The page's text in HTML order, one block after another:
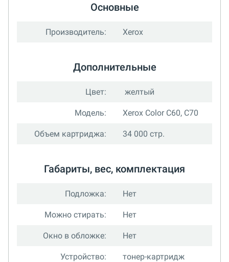
Основные
Производитель: Xerox
Дополнительные
Цвет: желтый
Модель: Xerox Color С60, C70
Объем картриджа: 34 000 стр.
Габариты, вес, комплектация
Подложка: Нет
Можно стирать: Нет
Окно в обложке: Нет
Устройство: тонер-картридж